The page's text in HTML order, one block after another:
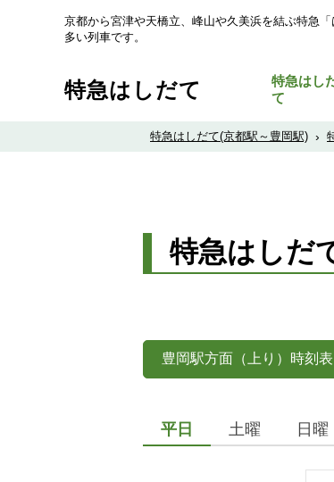
京都から宮津や天橋立、峰山や久美浜を結ぶ特急
多い列車です。
特急はしだて
特急はし
て
特急はしだて(京都駅～豊岡駅) ›
特急はしだ
豊岡駅方面（上り）時刻表
平日 土曜 日曜